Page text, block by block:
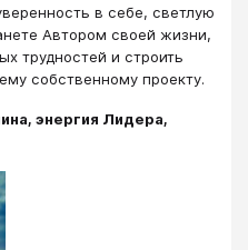
в себе, светлую
Автором своей жизни,
трудностей и строить
собственному проекту.
энергия Лидера,